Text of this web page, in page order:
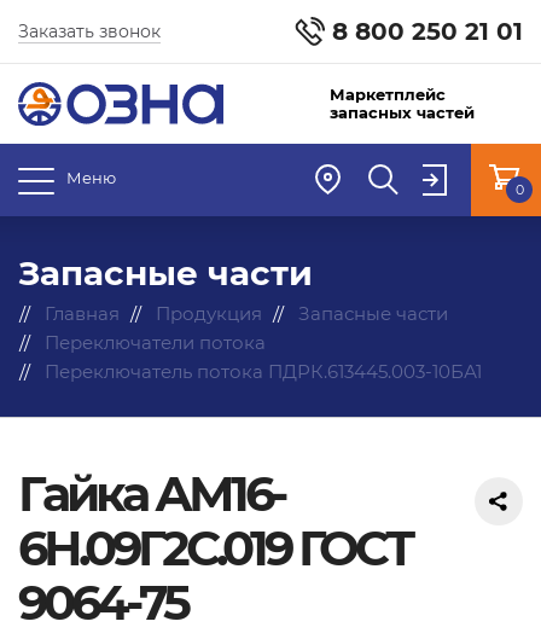
8 800 250 21 01
Заказать звонок
Маркетплейс
запасных частей
Меню
0
Запасные части
Главная Продукция
Запасные части
Переключатели потока
Переключатель потока ПДРК.613445.003-10БА1
Гайка АМ16-
6Н.09Г2С.019 ГОСТ
9064-75